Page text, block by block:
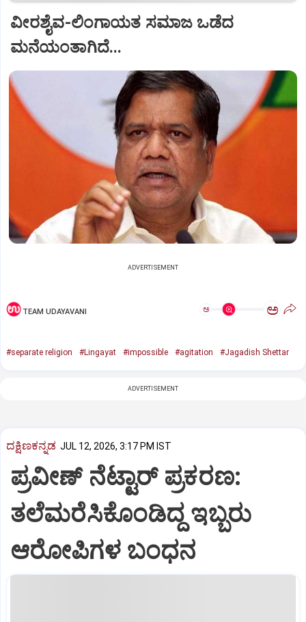
ವೀರಶೈವ-ಲಿಂಗಾಯತ ಸಮಾಜ ಒಡೆದ
ಮನೆಯಂತಾಗಿದೆ...
ADVERTISEMENT
TEAM UDAYAVANI ಅ ಅ
#separate religion #Lingayat #impossible #agitation #Jagadish Shettar
ADVERTISEMENT
ದಕ್ಷಿಣಕನ್ನಡ JUL 12, 2026, 3:17 PM IST
ಪ್ರವೀಣ್‌ ನೆಟ್ಟಾರ್‌ ಪ್ರಕರಣ:
ತಲೆಮರೆಸಿಕೊಂಡಿದ್ದ ಇಬ್ಬರು
ಆರೋಪಿಗಳ ಬಂಧನ